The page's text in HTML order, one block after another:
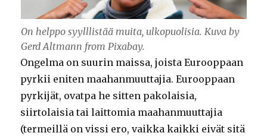
On helppo syylllistää muita, ulkopuolisia. Kuva by
Gerd Altmann from Pixabay.
Ongelma on suurin maissa, joista Eurooppaan
pyrkii eniten maahanmuuttajia. Eurooppaan
pyrkijät, ovatpa he sitten pakolaisia,
siirtolaisia tai laittomia maahanmuuttajia
(termeillä on vissi ero, vaikka kaikki eivät sitä